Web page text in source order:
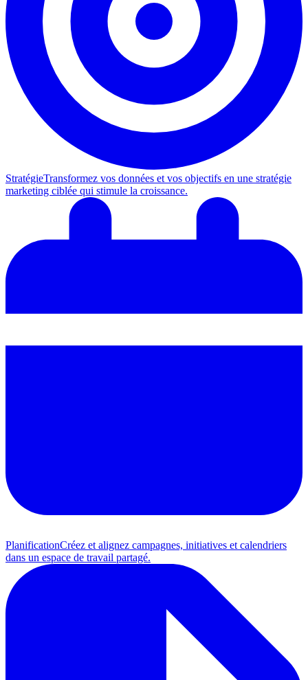
StratégieTransformez vos données et vos objectifs en une stratégie
marketing ciblée qui stimule la croissance.
PlanificationCréez et alignez campagnes, initiatives et calendriers
dans un espace de travail partagé.